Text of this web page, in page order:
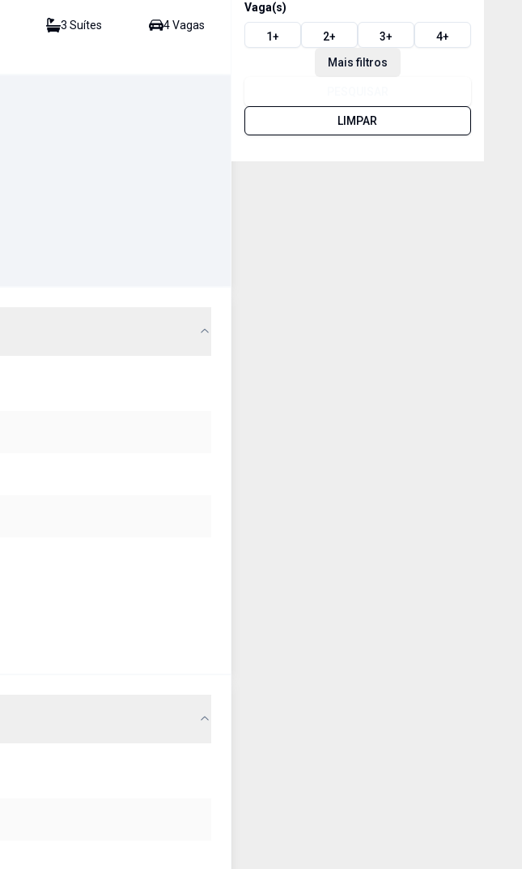
3 Suítes 4Vagas
Vaga(s)
1+ 2+ 3+ 4+
Mais filtros
LIMPAR